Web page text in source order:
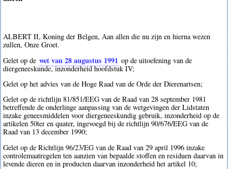
ALBERT II, Koning der Belgen, Aan allen die nu zijn en hierna wezen
zullen, Onze Groet.
Gelet op de wet van 28 augustus 1991 op de uitoefening van de
diergeneeskunde, inzonderheid hoofdstuk IV;
Gelet op het advies van de Hoge Raad van de Orde der Dierenartsen;
Gelet op de richtlijn 81/851/EEG van de Raad van 28 september 1981
betreffende de onderlinge aanpassing van de wetgevingen der Lidstaten
inzake geneesmiddelen voor diergeneeskundig gebruik, inzonderheid op de
artikelen 50ter en quater, ingevoegd bij de richtlijn 90/676/EEG van de
Raad van 13 december 1990;
Gelet op de Richtlijn 96/23/EG van de Raad van 29 april 1996 inzake
controlemaatregelen ten aanzien van bepaalde stoffen en residuen daarvan in
levende dieren en in producten daarvan inzonderheid het artikel 10;